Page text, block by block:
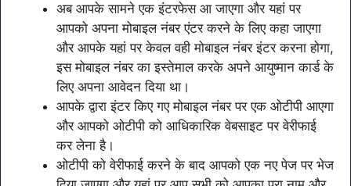
अब आपके सामने एक इंटरफेस आ जाएगा और यहां पर
आपको अपना मोबाइल नंबर एंटर करने के लिए कहा जाएगा
और आपके यहां पर केवल वही मोबाइल नंबर इंटर करना होगा,
इस मोबाइल नंबर का इस्तेमाल करके अपने आयुष्मान कार्ड के
लिए अपना आवेदन दिया था।
आपके द्वारा इंटर किए गए मोबाइल नंबर पर एक ओटीपी आएगा
और आपको ओटीपी को आधिकारिक वेबसाइट पर वेरीफाई
कर लेना है।
ओटीपी को वेरीफाई करने के बाद आपको एक नए पेज पर भेज